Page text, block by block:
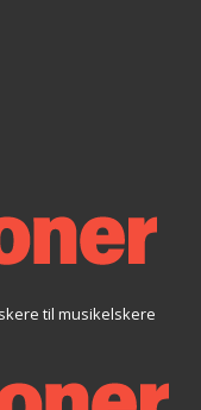
til musikelskere